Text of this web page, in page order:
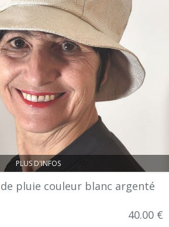
PLUS D'INFOS
de pluie couleur blanc argenté
40.00 €